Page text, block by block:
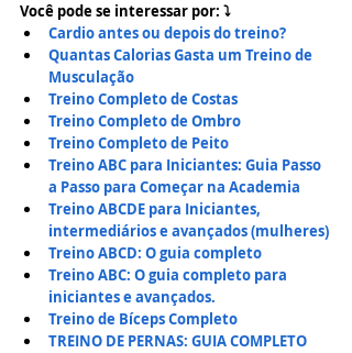
Você pode se interessar por: ⤵
Cardio antes ou depois do treino?
Quantas Calorias Gasta um Treino de
Musculação
Treino Completo de Costas
Treino Completo de Ombro
Treino Completo de Peito
Treino ABC para Iniciantes: Guia Passo
a Passo para Começar na Academia
Treino ABCDE para Iniciantes,
intermediários e avançados (mulheres)
Treino ABCD: O guia completo
Treino ABC: O guia completo para
iniciantes e avançados.
Treino de Bíceps Completo
TREINO DE PERNAS: GUIA COMPLETO